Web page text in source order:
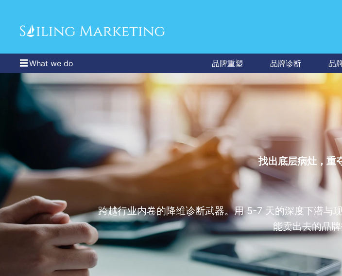
品牌重塑 品牌诊断 品
What we do
找出底层病灶，重
跨越行业内卷的降维诊断武器。用 5-7 天的深度下潜与
能卖出去的品